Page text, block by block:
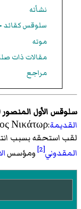
نشأته
سلوقس كقائد
موته
مقالات ذات
مراجع
سلوقس الأول المنصور
القديمة
لقب استحقه بسبب
المقدوني[2] ومؤسس